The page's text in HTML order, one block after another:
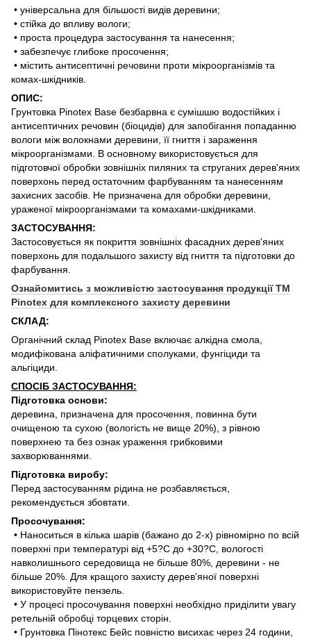
• універсальна для більшості видів деревини;
• стійка до впливу вологи;
• проста процедура застосування та нанесення;
• забезпечує глибоке просочення;
• містить антисептичні речовини проти мікроорганізмів та
комах-шкідників.
ОПИС:
Грунтовка Pinotex Base безбарвна є сумішшю водостійких і
антисептичних речовин (біоцидів) для запобігання попаданню
вологи між волокнами деревини , її гниття і зараження
мікроорганізмами. В основному використовується для
підготовчої обробки зовнішніх пиляних та струганих дерев'яних
поверхонь перед остаточним фарбуванням та нанесенням
захисних засобів. Не призначена для обробки деревини,
ураженої мікроорганізмами та комахами-шкідниками.
ЗАСТОСУВАННЯ:
Застосовується як покриття зовнішніх фасадних дерев'яних
поверхонь для подальшого захисту від гниття та підготовки до
фарбування.
Ознайомитись з можливістю застосування продукції ТМ
Pinotex для комплексного захисту деревини
СКЛАД:
Органічний склад Pinotex Base включає алкідна смола,
модифікована аліфатичними сполуками, фунгіциди та
альгіциди.
СПОСІБ ЗАСТОСУВАННЯ:
Підготовка основи:
деревина, призначена для просочення, повинна бути
очищеною та сухою (вологість не вище 20%), з рівною
поверхнею та без ознак ураження грибковими
захворюваннями.
Підготовка виробу:
Перед застосуванням рідина не розбавляється,
рекомендується збовтати.
Просочування:
• Наноситься в кілька шарів (бажано до 2-х) рівномірно по всій
поверхні при температурі від +5?С до +30?С, вологості
навколишнього середовища не більше 80%, деревини - не
більше 20%. Для кращого захисту дерев’яної поверхні
використовуйте пензель.
• У процесі просочування поверхні необхідно приділити увагу
ретельній обробці торцевих сторін.
• Грунтовка Пінотекс Бейс повністю висихає через 24 години,